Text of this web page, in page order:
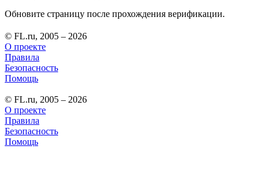
Обновите страницу после прохождения верификации.
© FL.ru, 2005 – 2026
О проекте
Правила
Безопасность
Помощь
© FL.ru, 2005 – 2026
О проекте
Правила
Безопасность
Помощь